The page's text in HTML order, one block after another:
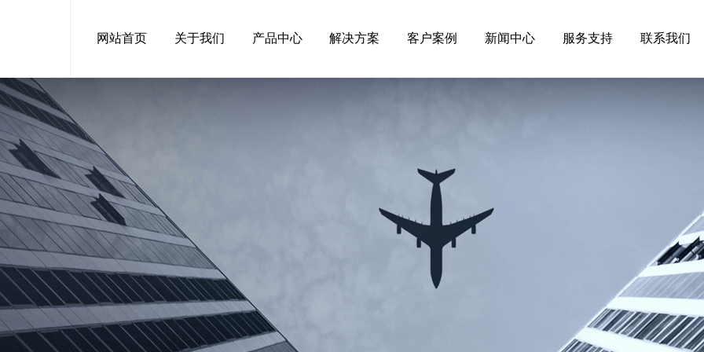
网站首页 关于我们 产品中心 解决方案 客户案例 新闻中心 服务支持 联系我们